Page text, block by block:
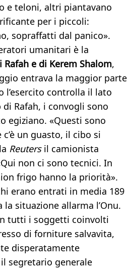
e teloni, altri piantavano
per i piccoli:
sopraffatti dal panico».
umanitari è la
e di Kerem Shalom,
entrava la maggior parte
l’esercito controlla il lato
Rafah, i convogli sono
egiziano. «Questi sono
un guasto, il cibo si
Reutersil camionista
non ci sono tecnici. In
frigo hanno la priorità».
erano entrati in media 189
situazione allarma l’Onu.
tutti i soggetti coinvolti
di forniture salvavita,
disperatamente
segretario generale